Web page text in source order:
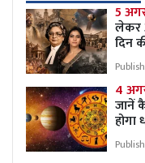
5
लेकर
दिन
4
जानें
होगा